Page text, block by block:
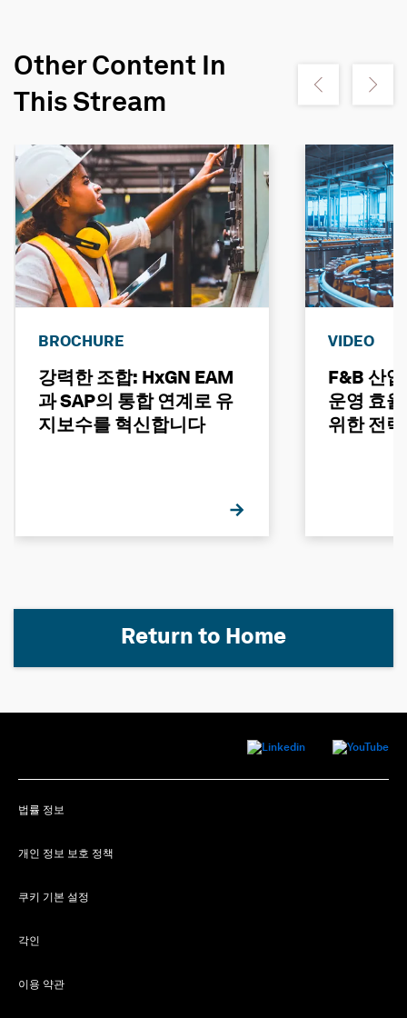
Other Content In
This Stream
Show previousShow
BROCHURE
강력한 조합: HxGN EAM
과 SAP의 통합 연계로 유
지보수를 혁신합니다
VIDEO
F&B 산
운영 효
위한 전략
Return to Home
법률 정보
개인 정보 보호 정책
쿠키 기본 설정
각인
이용 약관